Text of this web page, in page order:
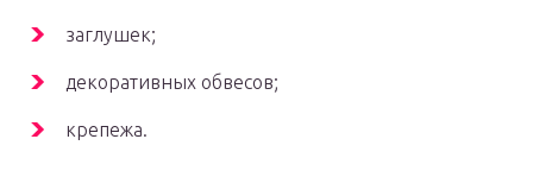
заглушек;
декоративных обвесов;
крепежа.